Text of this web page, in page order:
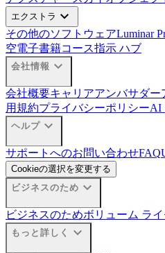
エクストラ expand_more
その他のソフトウェアLuminar
空電子書籍コース指示 ハブ
会社情報 expand_more
会社概要キャリアアンバサダー
用規約プライバシーポリシーAI
ヘルプ expand_more
サポートへのお問い合わせFAQ
Cookieの選択を変更する
ビジネスのため expand_more
ビジネスのためボリューム ラ
もっと詳しく expand_more